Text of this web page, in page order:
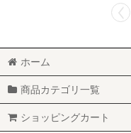
ホーム
商品カテゴリ一覧
ショッピングカート